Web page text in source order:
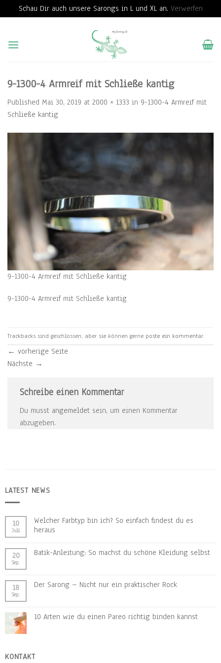
Schau Dir auch unsere Sarongs in L und XL an. Verwerfen
content
9-1300-4 Armreif mit Schließe kantig
Published Mai 30, 2019 at 2000 × 1333 in 9-1300-4 Armreif mit
Schließe kantig
9-1300-4 Armreif mit Schließe kantig
9-1300-4 Armreif mit Schließe kantig
Trackbacks sind geschlossen, aber sie können gerne poste ein kommentar.
← vorherige Seite
Nächste →
Schreibe einen Kommentar
Du musst angemeldet sein, um einen Kommentar
abzugeben.
LATEST NEWS
10
Juli
Welcher Farbtyp bin ich? So einfach findest du es
heraus
20
Sep.
Batik-Anleitung: So machst du schöne Kleidung selbst
18
Sep.
Der Sarong – Nicht nur ein praktischer Rock
10 Arten wie du einen Pareo richtig binden kannst
KONTAKT